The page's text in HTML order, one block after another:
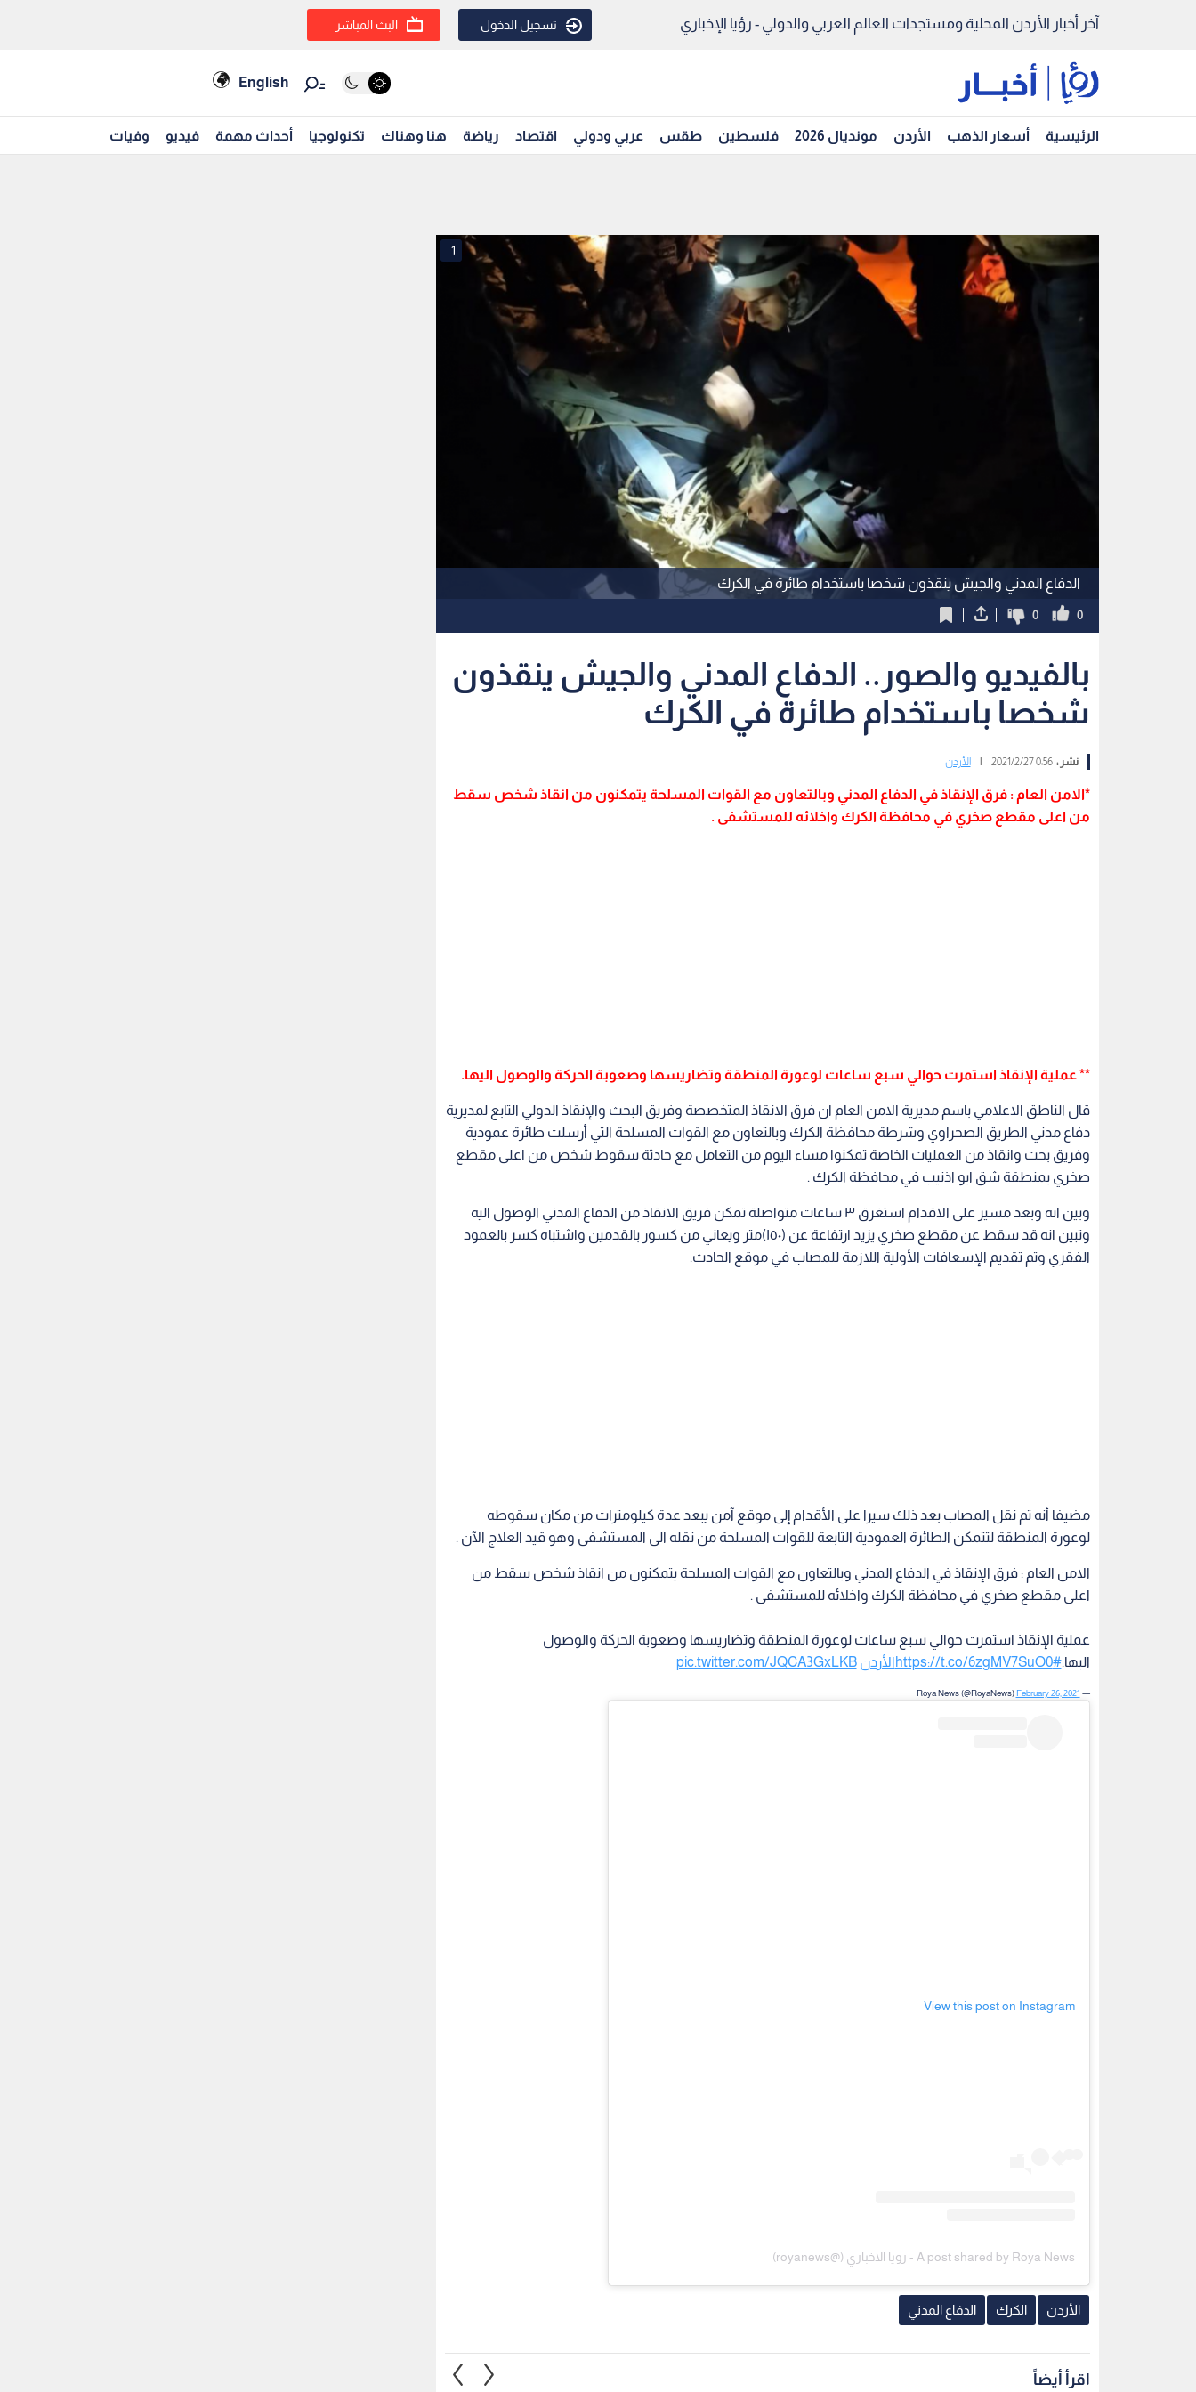
آخر أخبار الأردن المحلية ومستجدات العالم العربي والدولي - رؤيا الإخباري تسجيل الدخول البث المباشر
English
الرئيسية أسعار الذهب الأردن مونديال 2026 فلسطين طقس عربي ودولي اقتصاد رياضة هنا وهناك تكنولوجيا أحداث مهمة فيديو وفيات
الدفاع المدني والجيش ينقذون شخصا باستخدام طائرة في الكرك
1
0
0
بالفيديو والصور.. الدفاع المدني والجيش ينقذون
شخصا باستخدام طائرة في الكرك
نشر :0:56 2021/2/27 الأردن
*الامن العام : فرق الإنقاذ في الدفاع المدني وبالتعاون مع القوات المسلحة يتمكنون من انقاذ شخص سقط
من اعلى مقطع صخري في محافظة الكرك واخلائه للمستشفى .
** عملية الإنقاذ استمرت حوالي سبع ساعات لوعورة المنطقة وتضاريسها وصعوبة الحركة والوصول اليها.
قال الناطق الاعلامي باسم مديرية الامن العام ان فرق الانقاذ المتخصصة وفريق البحث والإنقاذ الدولي التابع لمديرية
دفاع مدني الطريق الصحراوي وشرطة محافظة الكرك وبالتعاون مع القوات المسلحة التي أرسلت طائرة عمودية
وفريق بحث وانقاذ من العمليات الخاصة تمكنوا مساء اليوم من التعامل مع حادثة سقوط شخص من اعلى مقطع
صخري بمنطقة شق ابو اذنيب في محافظة الكرك .
وبين انه وبعد مسير على الاقدام استغرق ٣ ساعات متواصلة تمكن فريق الانقاذ من الدفاع المدني الوصول اليه
وتبين انه قد سقط عن مقطع صخري يزيد ارتفاعة عن (١٥٠)متر ويعاني من كسور بالقدمين واشتباه كسر بالعمود
الفقري وتم تقديم الإسعافات الأولية اللازمة للمصاب في موقع الحادث.
مضيفا أنه تم نقل المصاب بعد ذلك سيرا على الأقدام إلى موقع آمن يبعد عدة كيلومترات من مكان سقوطه
لوعورة المنطقة لتتمكن الطائرة العمودية التابعة للقوات المسلحة من نقله الى المستشفى وهو قيد العلاج الآن .
الامن العام : فرق الإنقاذ في الدفاع المدني وبالتعاون مع القوات المسلحة يتمكنون من انقاذ شخص سقط من
اعلى مقطع صخري في محافظة الكرك واخلائه للمستشفى .
عملية الإنقاذ استمرت حوالي سبع ساعات لوعورة المنطقة وتضاريسها وصعوبة الحركة والوصول
اليها. https://t.co/6zgMV7SuO0#الأردن pic.twitter.com/JQCA3GxLKB
— Roya News (@RoyaNews)
February 26, 2021
View this post on Instagram
A post shared by Roya News - رويا الاخباري (@royanews)
الأردن الكرك الدفاع المدني
اقرأ أيضاً